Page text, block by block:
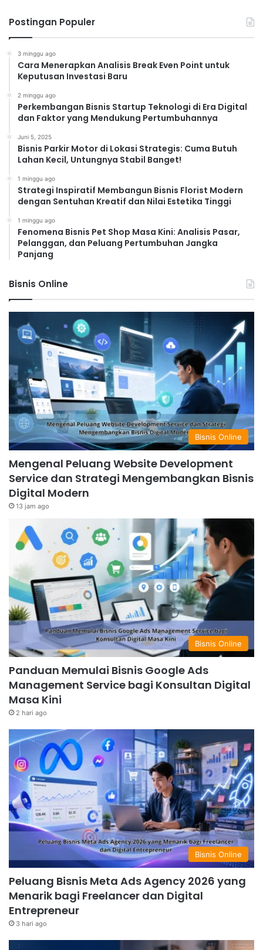
Postingan Populer
3 minggu ago
Cara Menerapkan Analisis Break Even Point untuk
Keputusan Investasi Baru
2 minggu ago
Perkembangan Bisnis Startup Teknologi di Era Digital
dan Faktor yang Mendukung Pertumbuhannya
Juni 5, 2025
Bisnis Parkir Motor di Lokasi Strategis: Cuma Butuh
Lahan Kecil, Untungnya Stabil Banget!
1 minggu ago
Strategi Inspiratif Membangun Bisnis Florist Modern
dengan Sentuhan Kreatif dan Nilai Estetika Tinggi
1 minggu ago
Fenomena Bisnis Pet Shop Masa Kini: Analisis Pasar,
Pelanggan, dan Peluang Pertumbuhan Jangka
Panjang
Bisnis Online
Bisnis Online
Mengenal Peluang Website Development
Service dan Strategi Mengembangkan Bisnis
Digital Modern
13 jam ago
Bisnis Online
Panduan Memulai Bisnis Google Ads
Management Service bagi Konsultan Digital
Masa Kini
2 hari ago
Bisnis Online
Peluang Bisnis Meta Ads Agency 2026 yang
Menarik bagi Freelancer dan Digital
Entrepreneur
3 hari ago